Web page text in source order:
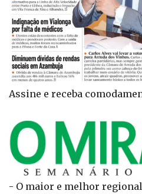
Assine e receba
- O maior e melhor